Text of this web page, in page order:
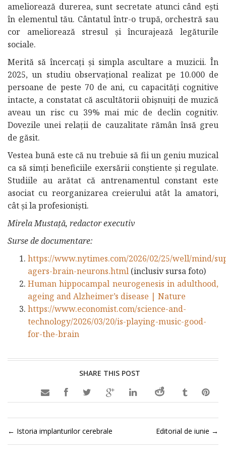
ameliorează durerea, sunt secretate atunci când ești
în elementul tău. Cântatul într-o trupă, orchestră sau
cor ameliorează stresul și încurajează legăturile
sociale.
Merită să încercați și simpla ascultare a muzicii. În
2025, un studiu observațional realizat pe 10.000 de
persoane de peste 70 de ani, cu capacități cognitive
intacte, a constatat că ascultătorii obișnuiți de muzică
aveau un risc cu 39% mai mic de declin cognitiv.
Dovezile unei relații de cauzalitate rămân însă greu
de găsit.
Vestea bună este că nu trebuie să fii un geniu muzical
ca să simți beneficiile exersării conștiente și regulate.
Studiile au arătat că antrenamentul constant este
asociat cu reorganizarea creierului atât la amatori,
cât și la profesioniști.
Mirela Mustață, redactor executiv
Surse de documentare:
https://www.nytimes.com/2026/02/25/well/mind/
agers-brain-neurons.html (inclusiv sursa foto)
Human hippocampal neurogenesis in adulthood,
ageing and Alzheimer’s disease | Nature
https://www.economist.com/science-and-
technology/2026/03/20/is-playing-music-good-
for-the-brain
SHARE THIS POST

← Istoria implanturilor cerebrale Editorial de iunie →